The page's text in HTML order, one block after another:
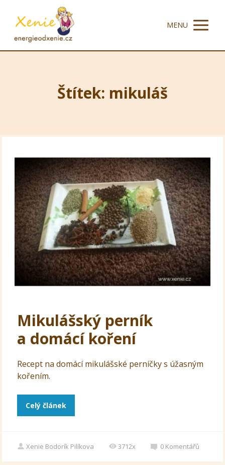
MENU
Štítek: mikuláš
Mikulášský perník
a domácí koření
Recept na domácí mikulášské perníčky s úžasným
kořením.
Celý článek
Xenie Bodorík Pilíkova 3712x 0 Komentářů